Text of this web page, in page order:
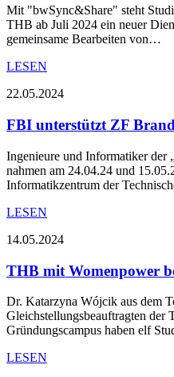
Mit "bwSync&Share" steht
THB ab Juli 2024 ein neuer
gemeinsame Bearbeiten von…
LESEN
22.05.2024
FBI unterstützt ZF
Ingenieure und Informatiker der
nahmen am 24.04.24 und
Informatikzentrum der
LESEN
14.05.2024
THB mit Womenpower
Dr. Katarzyna Wójcik aus dem
Gleichstellungsbeauftragten der
Gründungscampus haben elf
LESEN